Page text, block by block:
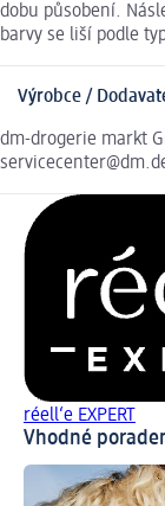
dobu působení.
barvy se liší podle
Výrobce /
dm-drogerie markt
réell‘e EXPERT
Vhodné